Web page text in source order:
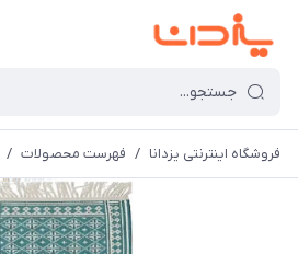
فروشگاه اینترنتی یزدانا / فهرست محصولات /